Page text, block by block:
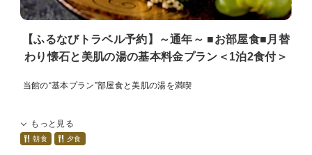
【ふるなびトラベル予約】～通年～ ■お部屋食■月替
わり懐石と美肌の湯の基本料金プラン＜1泊2食付＞
当館の“基本プラン”部屋食と美肌の湯を満喫
若松ゆがわら石亭は2018年4月「相模の小京都」と称される湯河原に
リブランドオープンした全14室のおこもり宿。
もっと見る
朝食 夕食